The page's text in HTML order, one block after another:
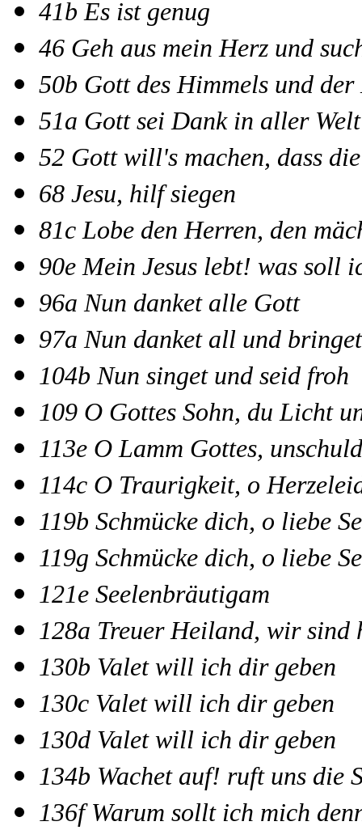
41b Es ist genug
46 Geh aus mein Herz und
50b Gott des Himmels und der
51a Gott sei Dank in aller Welt
52 Gott will's machen, dass
68 Jesu, hilf siegen
81c Lobe den Herren, den
90e Mein Jesus lebt! was soll
96a Nun danket alle Gott
97a Nun danket all und
104b Nun singet und seid froh
109 O Gottes Sohn, du Licht
113e O Lamm Gottes,
114c O Traurigkeit, o
119b Schmücke dich, o liebe
119g Schmücke dich, o liebe
121e Seelenbräutigam
128a Treuer Heiland, wir sind
130b Valet will ich dir geben
130c Valet will ich dir geben
130d Valet will ich dir geben
134b Wachet auf! ruft uns die
136f Warum sollt ich mich